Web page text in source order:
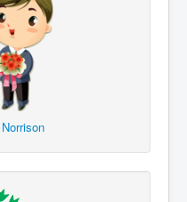
Norrison